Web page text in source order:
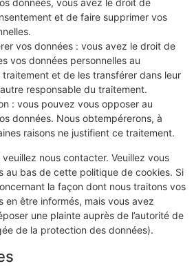
et de faire supprimer vos
vos données : vous avez le droit de
vos données personnelles au
traitement et de les transférer dans leur
responsable du traitement.
: vous pouvez vous opposer au
données. Nous obtempérerons, à
raisons ne justifient ce traitement.
nous contacter. Veuillez vous
au bas de cette politique de cookies. Si
la façon dont nous traitons vos
en être informés, mais vous avez
une plainte auprès de l’autorité de
de la protection des données).